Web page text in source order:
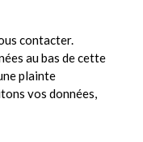
contacter.
au bas de cette
plainte
vos données,